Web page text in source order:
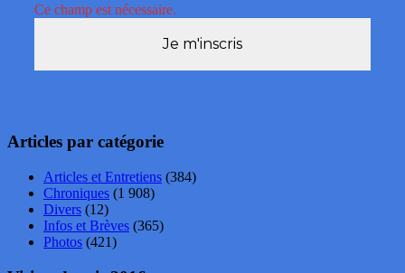
Ce champ est nécessaire.
Articles par catégorie
Articles et Entretiens (384)
Chroniques (1 908)
Divers (12)
Infos et Brèves (365)
Photos (421)